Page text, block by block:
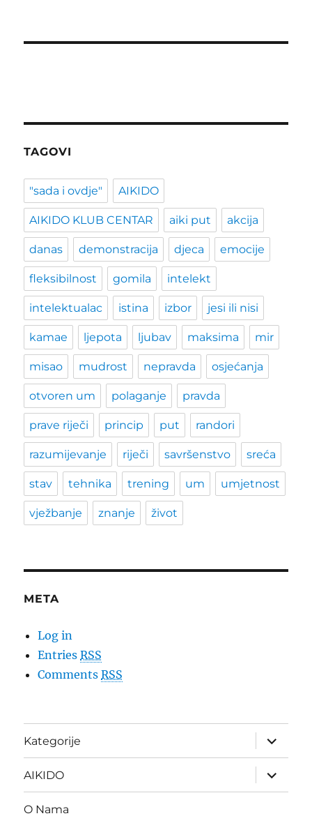
TAGOVI
"sada i ovdje" AIKIDO
AIKIDO KLUB CENTAR aiki put akcija
danas demonstracija djeca emocije
fleksibilnost gomila intelekt
intelektualac istina izbor jesi ili nisi
kamae ljepota ljubav maksima mir
misao mudrost nepravda osjećanja
otvoren um polaganje pravda
prave riječi princip put randori
razumijevanje riječi savršenstvo sreća
stav tehnika trening um umjetnost
vježbanje znanje život
META
Log in
EntriesRSS
CommentsRSS
Kategorije
expand
child
menu
AIKIDO
expand
child
menu
O Nama